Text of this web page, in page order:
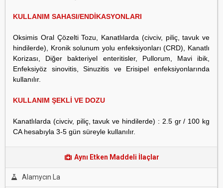
KULLANIM SAHASI/ENDİKASYONLARI
Oksimis Oral Çözelti Tozu, Kanatlılarda (civciv, piliç, tavuk ve
hindilerde), Kronik solunum yolu enfeksiyonları (CRD), Kanatlı
Korizası, Diğer bakteriyel enteritisler, Pullorum, Mavi ibik,
Enfeksiyöz sinovitis, Sinuzitis ve Erisipel enfeksiyonlarında
kullanılır.
KULLANIM ŞEKLİ VE DOZU
Kanatlılarda (civciv, piliç, tavuk ve hindilerde) : 2.5 gr / 100 kg
CA hesabıyla 3-5 gün süreyle kullanılır.
Aynı Etken Maddeli İlaçlar
Alamycın La